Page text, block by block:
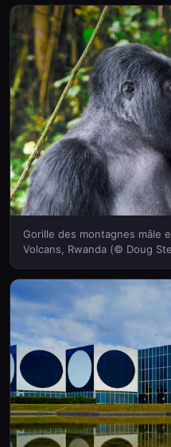
Gorille des montagnes mâle
Volcans, Rwanda (© Doug